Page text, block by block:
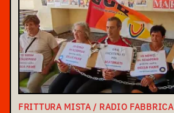
FRITTURA MISTA / RADIO FABBRICA